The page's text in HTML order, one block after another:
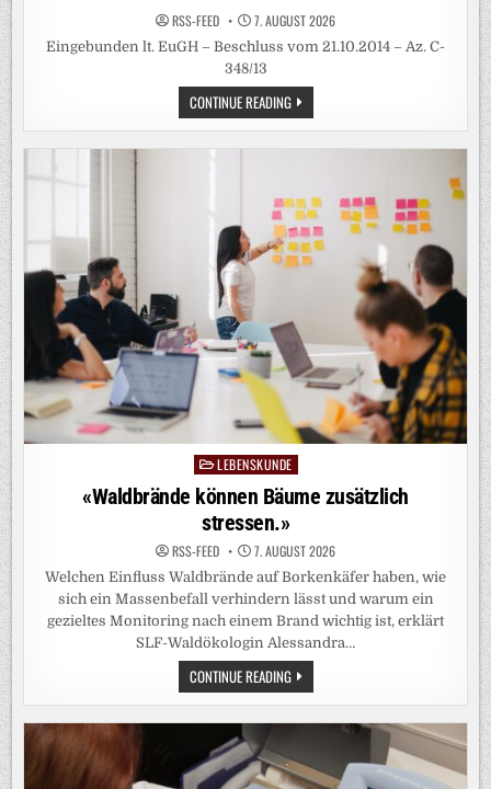
RSS-FEED 7. AUGUST 2026
Eingebunden lt. EuGH – Beschluss vom 21.10.2014 – Az. C-
348/13
CONTINUE READINGHITZE
BEEINFLUSST
FRUCHTBARKEIT
Posted
in
LEBENSKUNDE
«Waldbrände können Bäume zusätzlich
stressen.»
RSS-FEED 7. AUGUST 2026
Welchen Einfluss Waldbrände auf Borkenkäfer haben, wie
sich ein Massenbefall verhindern lässt und warum ein
gezieltes Monitoring nach einem Brand wichtig ist, erklärt
SLF-Waldökologin Alessandra…
CONTINUE READING«WALDBRÄNDE
KÖNNEN
BÄUME
ZUSÄTZLICH
STRESSEN.»